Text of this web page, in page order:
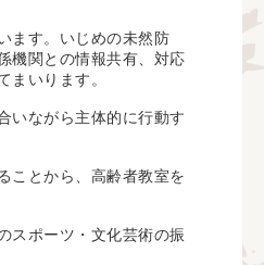
ます。いじめの未然防
機関との情報共有、対応
いります。
いながら主体的に行動す
ことから、高齢者教室を
スポーツ・文化芸術の振